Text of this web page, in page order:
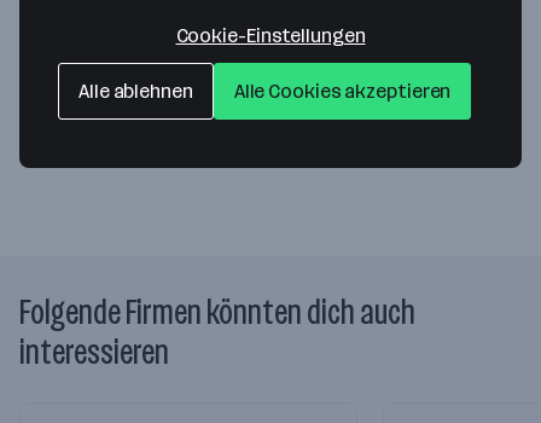
3550 Langenlois
— Route berechnen
Folgende Firmen könnten dich auch
interessieren
Cookie-Einstellungen
Alle ablehnen Alle Cookies akzeptieren